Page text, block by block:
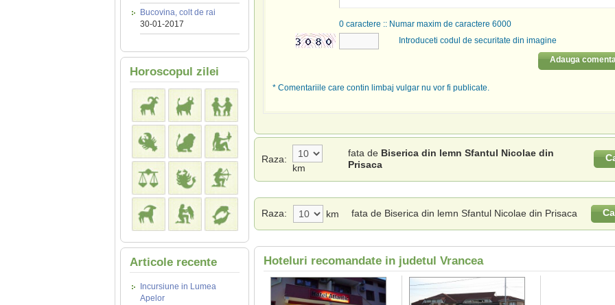
Bucovina, colt de rai
30-01-2017
Horoscopul zilei
Articole recente
Incursiune in Lumea
Apelor
0caractere :: Numar maxim de caractere 6000
Introduceti codul de securitate din imagine
Adauga
* Comentariile care contin limbaj vulgar nu vor fi publicate.
Raza:
km
fata de Biserica din lemn Sfantul Nicolae din
Prisaca
Raza: km fata de Biserica din lemn Sfantul Nicolae din Prisaca
Hoteluri recomandate in judetul Vrancea